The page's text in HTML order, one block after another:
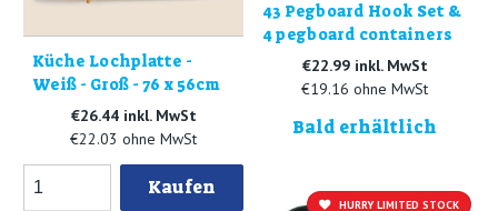
43 Pegboard Hook Set &
4 pegboard containers
€22.99 inkl. MwSt
€19.16 ohne MwSt
Bald erhältlich
Küche Lochplatte -
Weiß - Groß - 76 x 56cm
€26.44 inkl. MwSt
€22.03 ohne MwSt
Kaufen
HURRY LIMITED STOCK